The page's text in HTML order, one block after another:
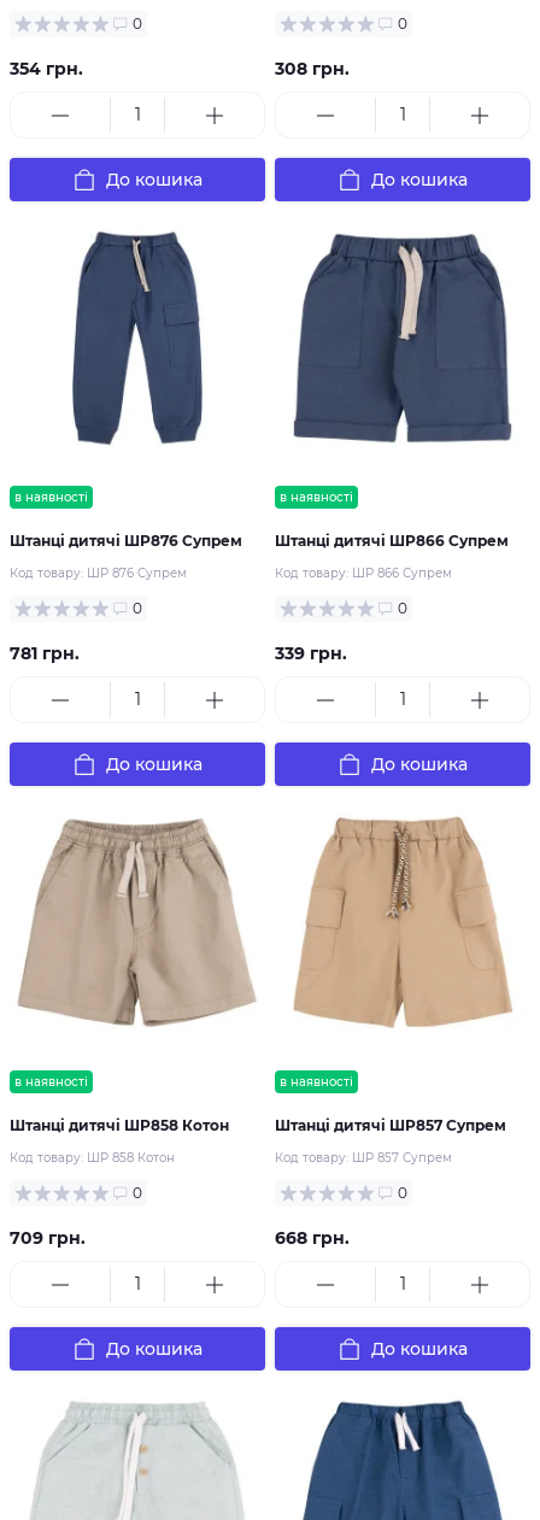
0
354 грн.
До кошика
0
308 грн.
До кошика
в наявності
Штанці дитячі ШР876 Супрем
Код товару: ШР 876 Супрем
0
781 грн.
До кошика
в наявності
Штанці дитячі ШР866 Супрем
Код товару: ШР 866 Супрем
0
339 грн.
До кошика
в наявності
Штанці дитячі ШР858 Котон
Код товару: ШР 858 Котон
0
709 грн.
До кошика
в наявності
Штанці дитячі ШР857 Супрем
Код товару: ШР 857 Супрем
0
668 грн.
До кошика